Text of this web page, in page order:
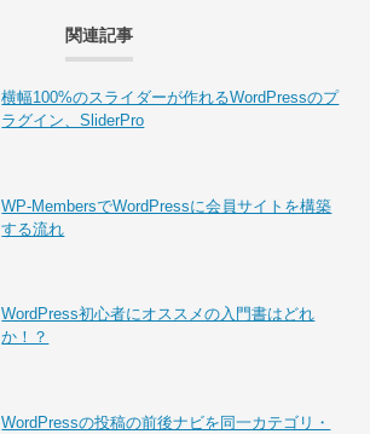
関連記事
横幅100%のスライダーが作れるWordPressのプ
ラグイン、SliderPro
WP-MembersでWordPressに会員サイトを構築
する流れ
WordPress初心者にオススメの入門書はどれ
か！？
WordPressの投稿の前後ナビを同一カテゴリ・